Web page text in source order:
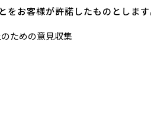
お客様が許諾したものとします
ための意見収集